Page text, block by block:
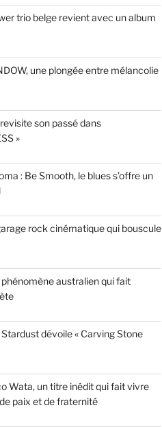
trio belge revient avec un album
une plongée entre mélancolie
son passé dans
»
: Be Smooth, le blues s’offre un
rock cinématique qui bouscule
phénomène australien qui fait
Stardust dévoile « Carving Stone
Wata, un titre inédit qui fait vivre
paix et de fraternité